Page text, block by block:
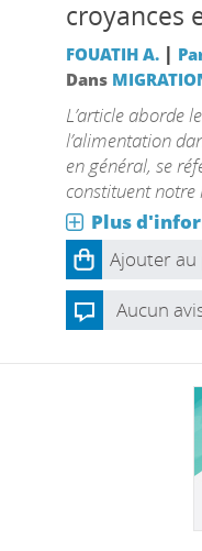
croyances
FOUATIH A. |
Dans
L’article aborde
l’alimentation
en général, se
constituent
Plus
Ajouter au
Aucun